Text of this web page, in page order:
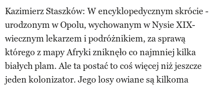
Kazimierz Staszków: W encyklopedycznym skrócie -
urodzonym w Opolu, wychowanym w Nysie XIX-
wiecznym lekarzem i podróżnikiem, za sprawą
którego z mapy Afryki zniknęło co najmniej kilka
białych plam. Ale ta postać to coś więcej niż jeszcze
jeden kolonizator. Jego losy owiane są kilkoma